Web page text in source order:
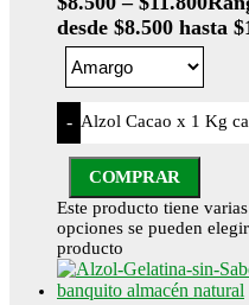
desde $8.500 hasta
- Alzol Cacao x 1 Kg
COMPRAR
Este producto tiene
opciones se pueden
producto